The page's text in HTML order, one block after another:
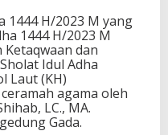
1444 H/2023 M yang
1444 H/2023 M
dan
Idul Adha
Laut (KH)
agama oleh
LC., MA.
Gada.